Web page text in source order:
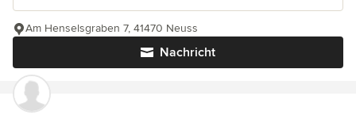
Nachricht
Am Henselsgraben 7, 41470 Neuss